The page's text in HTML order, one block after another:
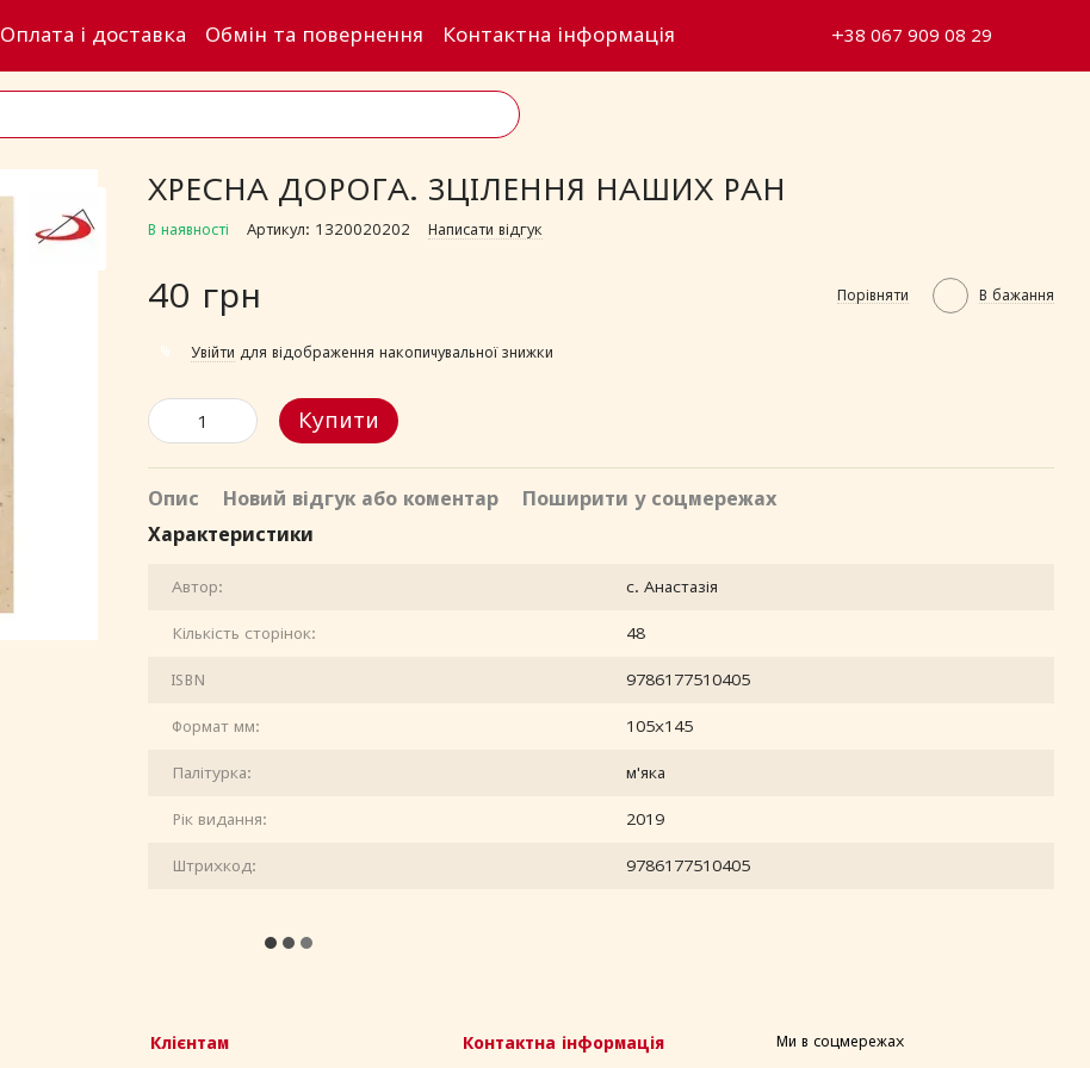
Оплата і доставка Обмін та повернення Контактна інформація +38 067 909 08 29
ХРЕСНА ДОРОГА. ЗЦІЛЕННЯ НАШИХ РАН
В наявності Артикул: 1320020202 Написати відгук
40 грн Порівняти В бажання
% Увійти для відображення накопичувальної знижки
Купити
Опис Новий відгук або коментар
Поширити у соцмережах
Характеристики
Автор: с. Анастазія
Кількість сторінок: 48
ISBN 9786177510405
Формат мм: 105x145
Палітурка: м'яка
Рік видання: 2019
Штрихкод: 9786177510405
Клієнтам Контактна інформація Ми в соцмережах